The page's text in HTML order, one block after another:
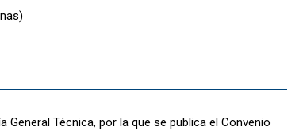
Técnica, por la que se publica el Convenio